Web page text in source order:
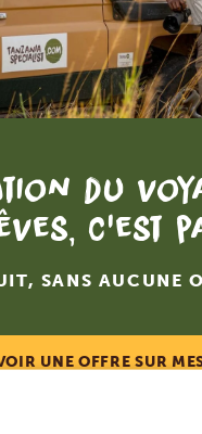
du
c'est
SANS AUCUNE
UNE OFFRE SUR